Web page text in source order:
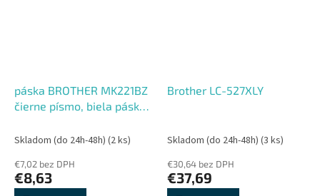
páska BROTHER MK221BZ
čierne písmo, biela páska
Skladom (do 24h-48h) (2 ks)
€7,02 bez DPH
€8,63
Brother LC-527XLY
Skladom (do 24h-48h) (3 ks)
€30,64 bez DPH
€37,69